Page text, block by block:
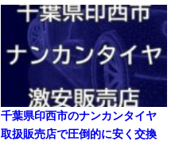
千葉県印西市のナンカンタイヤ
取扱販売店で圧倒的に安く交換